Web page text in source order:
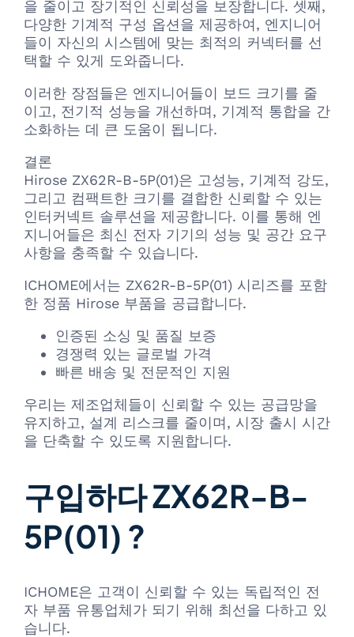
을 줄이고 장기적인 신뢰성을 보장합니다. 셋째,
다양한 기계적 구성 옵션을 제공하여, 엔지니어
들이 자신의 시스템에 맞는 최적의 커넥터를 선
택할 수 있게 도와줍니다.
이러한 장점들은 엔지니어들이 보드 크기를 줄
이고, 전기적 성능을 개선하며, 기계적 통합을 간
소화하는 데 큰 도움이 됩니다.
결론
Hirose ZX62R-B-5P(01)은 고성능, 기계적 강도,
그리고 컴팩트한 크기를 결합한 신뢰할 수 있는
인터커넥트 솔루션을 제공합니다. 이를 통해 엔
지니어들은 최신 전자 기기의 성능 및 공간 요구
사항을 충족할 수 있습니다.
ICHOME에서는 ZX62R-B-5P(01) 시리즈를 포함
한 정품 Hirose 부품을 공급합니다.
인증된 소싱 및 품질 보증
경쟁력 있는 글로벌 가격
빠른 배송 및 전문적인 지원
우리는 제조업체들이 신뢰할 수 있는 공급망을
유지하고, 설계 리스크를 줄이며, 시장 출시 시간
을 단축할 수 있도록 지원합니다.
구입하다 ZX62R-B-
5P(01) ?
ICHOME은 고객이 신뢰할 수 있는 독립적인 전
자 부품 유통업체가 되기 위해 최선을 다하고 있
습니다.